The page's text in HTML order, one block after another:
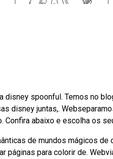
disney spoonful. Temos no
disney juntas,.
Confira abaixo e escolha os
de mundos mágicos
páginas para colorir de.